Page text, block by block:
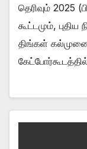
தெரிவும் 2025
கூட்டமும், புதிய
திங்கள்